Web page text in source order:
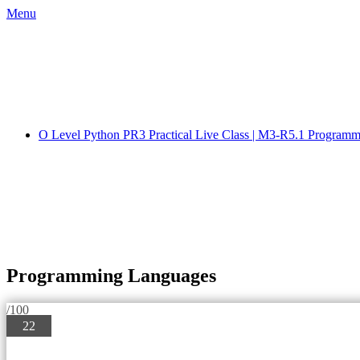
Skip
Menu
O Level Python PR3 Practical Live Class | M3-R5.1
Programming Languages
/100
22